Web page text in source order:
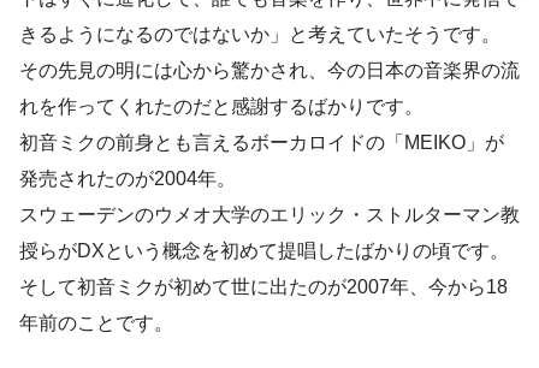
きるようになるのではないか」と考えていたそうです。
その先見の明には心から驚かされ、今の日本の音楽界の流
れを作ってくれたのだと感謝するばかりです。
初音ミクの前身とも言えるボーカロイドの「MEIKO」が
発売されたのが2004年。
スウェーデンのウメオ大学のエリック・ストルターマン教
授らがDXという概念を初めて提唱したばかりの頃です。
そして初音ミクが初めて世に出たのが2007年、今から18
年前のことです。